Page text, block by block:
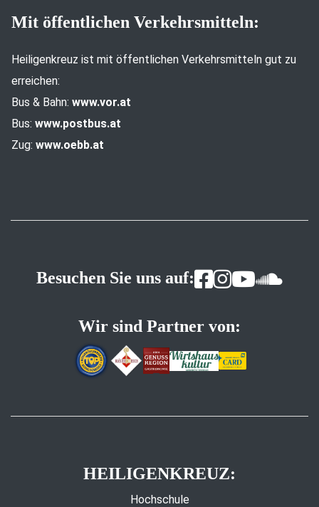
Mit öffentlichen Verkehrsmitteln:
Heiligenkreuz ist mit öffentlichen Verkehrsmitteln gut zu
erreichen:
Bus & Bahn: www.vor.at
Bus: www.postbus.at
Zug: www.oebb.at
Besuchen Sie uns auf:
Wir sind Partner von:
HEILIGENKREUZ:
Hochschule